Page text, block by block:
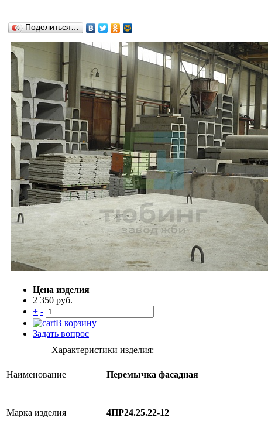
Поделиться…
Цена изделия
2 350 руб.
+ -
В корзину
Задать вопрос
Характеристики изделия:
Наименование Перемычка фасадная
Марка изделия 4ПР24.25.22-12